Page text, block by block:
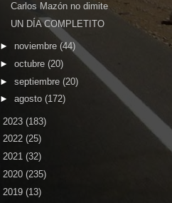
Carlos Mazón no dimite
UN DÍA COMPLETITO
► noviembre (44)
► octubre (20)
► septiembre (20)
► agosto (172)
2023 (183)
2022 (25)
2021 (32)
2020 (235)
2019 (13)